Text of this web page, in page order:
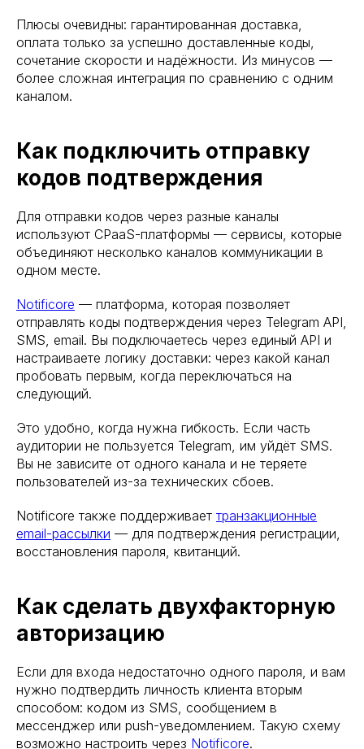
Плюсы очевидны: гарантированная доставка,
оплата только за успешно доставленные коды,
сочетание скорости и надёжности. Из минусов —
более сложная интеграция по сравнению с одним
каналом.
Как подключить отправку
кодов подтверждения
Для отправки кодов через разные каналы
используют CPaaS-платформы — сервисы, которые
объединяют несколько каналов коммуникации в
одном месте.
Notificore — платформа, которая позволяет
отправлять коды подтверждения через Telegram API,
SMS, email. Вы подключаетесь через единый API и
настраиваете логику доставки: через какой канал
пробовать первым, когда переключаться на
следующий.
Это удобно, когда нужна гибкость. Если часть
аудитории не пользуется Telegram, им уйдёт SMS.
Вы не зависите от одного канала и не теряете
пользователей из-за технических сбоев.
Notificore также поддерживает транзакционные
email-рассылки — для подтверждения регистрации,
восстановления пароля, квитанций.
Как сделать двухфакторную
авторизацию
Если для входа недостаточно одного пароля, и вам
нужно подтвердить личность клиента вторым
способом: кодом из SMS, сообщением в
мессенджер или push-уведомлением. Такую схему
возможно настроить через Notificore.